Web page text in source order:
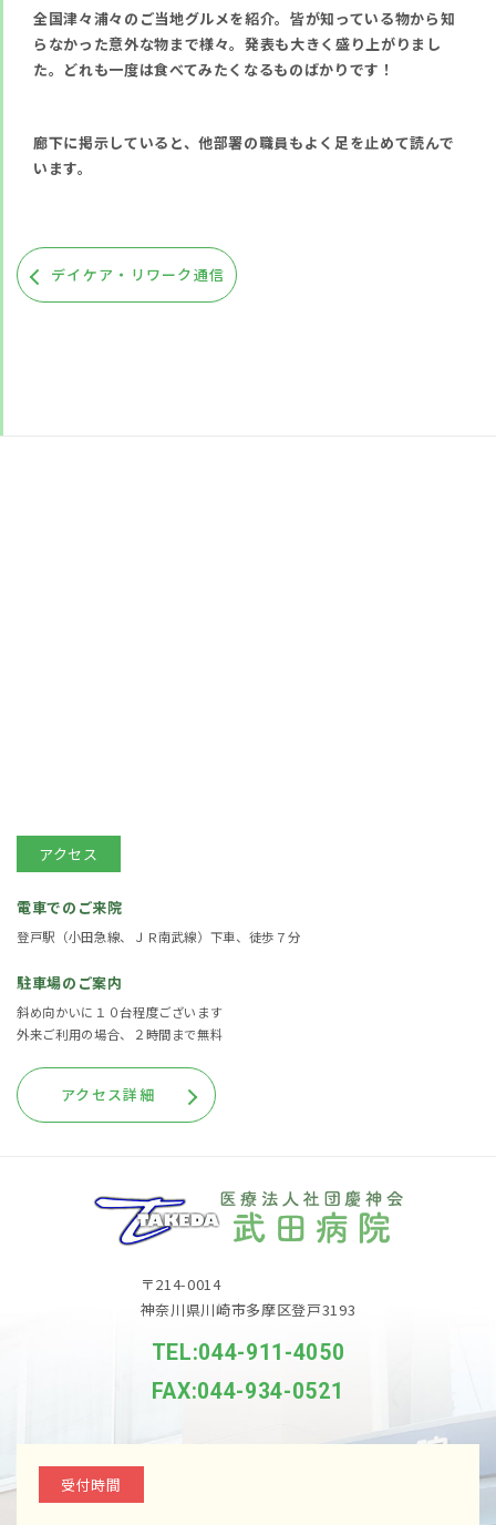
全国津々浦々のご当地グルメを紹介。皆が知っている物から知
らなかった意外な物まで様々。発表も大きく盛り上がりまし
た。どれも一度は食べてみたくなるものばかりです！
廊下に掲示していると、他部署の職員もよく足を止めて読んで
います。
デイケア・リワーク通信
アクセス
電車でのご来院
登戸駅（小田急線、ＪＲ南武線）下車、徒歩７分
駐車場のご案内
斜め向かいに１０台程度ございます
外来ご利用の場合、２時間まで無料
アクセス詳細
〒214-0014
神奈川県川崎市多摩区登戸3193
TEL:044-911-4050
FAX:044-934-0521
受付時間